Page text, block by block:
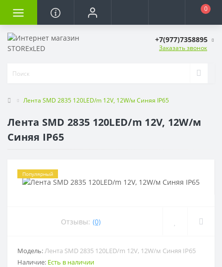
0
+7(977)7358895
Заказать звонок
Лента SMD 2835 120LED/m 12V, 12W/м Синяя IP65
Лента SMD 2835 120LED/m 12V, 12W/м
Синяя IP65
Популярный
Отзывы: (0)
Модель:Лента SMD 2835 120LED/m 12V, 12W/м Синяя IP65
Наличие: Есть в наличии